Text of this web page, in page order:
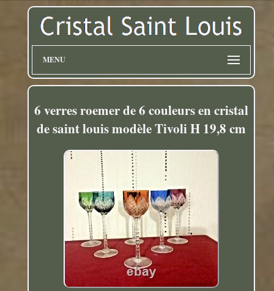
MENU
6 verres roemer de 6 couleurs en cristal
de saint louis modèle Tivoli H 19,8 cm